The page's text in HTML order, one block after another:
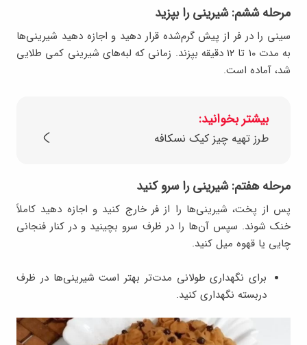
مرحله ششم: شیرینی را بپزید
سینی را در فر از پیش گرم‌شده قرار دهید و اجازه دهید شیرینی‌ها
به مدت ۱۰ تا ۱۲ دقیقه بپزند. زمانی که لبه‌های شیرینی کمی طلایی
شد، آماده است.
بیشتر بخوانید:
طرز تهیه چیز کیک نسکافه
مرحله هفتم: شیرینی را سرو کنید
پس از پخت، شیرینی‌ها را از فر خارج کنید و اجازه دهید کاملاً
خنک شوند. سپس آن‌ها را در ظرف سرو بچینید و در کنار فنجانی
چایی یا قهوه میل کنید.
برای نگهداری طولانی مدت‌تر بهتر است شیرینی‌ها در ظرف
دربسته نگهداری کنید.